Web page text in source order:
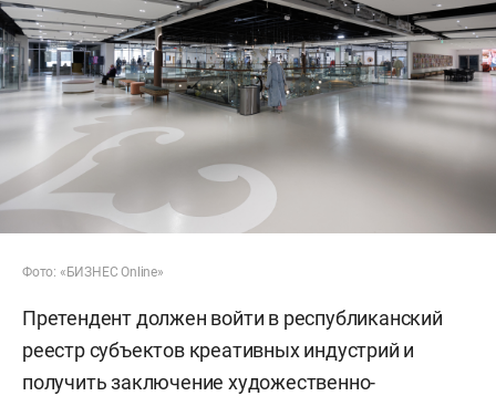
Фото: «БИЗНЕС Online»
Претендент должен войти в республиканский
реестр субъектов креативных индустрий и
получить заключение художественно-